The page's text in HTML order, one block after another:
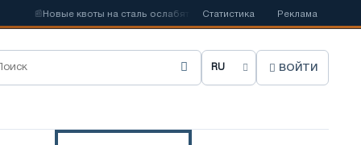
Новые квоты на сталь ослабят конкуренцию в Соединенном
Статистика Реклама
В
б
ВОЙТИ